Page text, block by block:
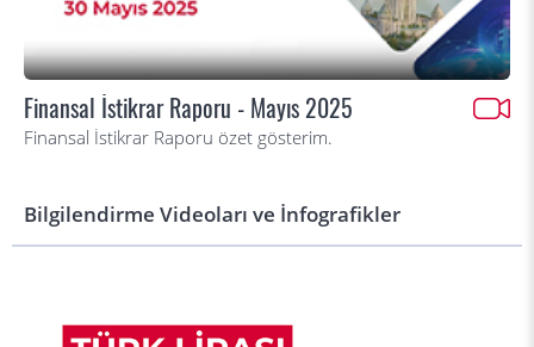
Finansal İstikrar Raporu - Mayıs 2025
Finansal İstikrar Raporu özet gösterim.
Bilgilendirme Videoları ve İnfografikler